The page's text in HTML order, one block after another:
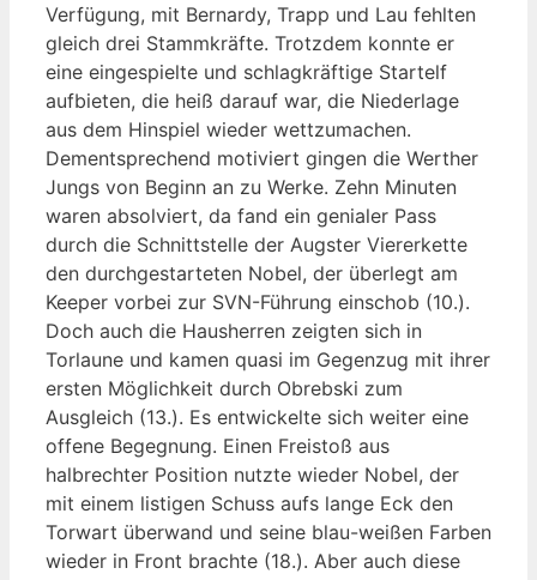
Verfügung, mit Bernardy, Trapp und Lau fehlten
gleich drei Stammkräfte. Trotzdem konnte er
eine eingespielte und schlagkräftige Startelf
aufbieten, die heiß darauf war, die Niederlage
aus dem Hinspiel wieder wettzumachen.
Dementsprechend motiviert gingen die Werther
Jungs von Beginn an zu Werke. Zehn Minuten
waren absolviert, da fand ein genialer Pass
durch die Schnittstelle der Augster Viererkette
den durchgestarteten Nobel, der überlegt am
Keeper vorbei zur SVN-Führung einschob (10.).
Doch auch die Hausherren zeigten sich in
Torlaune und kamen quasi im Gegenzug mit ihrer
ersten Möglichkeit durch Obrebski zum
Ausgleich (13.). Es entwickelte sich weiter eine
offene Begegnung. Einen Freistoß aus
halbrechter Position nutzte wieder Nobel, der
mit einem listigen Schuss aufs lange Eck den
Torwart überwand und seine blau-weißen Farben
wieder in Front brachte (18.). Aber auch diese